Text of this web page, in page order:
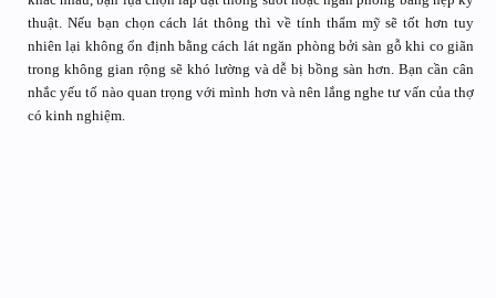
thuật. Nếu bạn chọn cách lát thông thì về tính thẩm mỹ sẽ tốt hơn tuy
nhiên lại không ổn định bằng cách lát ngăn phòng bởi sàn gỗ khi co giãn
trong không gian rộng sẽ khó lường và dễ bị bồng sàn hơn. Bạn cần cân
nhắc yếu tố nào quan trọng với mình hơn và nên lắng nghe tư vấn của thợ
có kinh nghiệm.